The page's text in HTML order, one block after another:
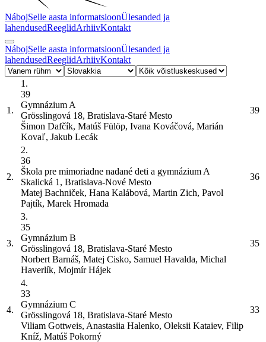
NábojSelle aasta informatsioonÜlesanded ja
lahendusedReeglidArhiivKontakt
NábojSelle aasta informatsioonÜlesanded ja
lahendusedReeglidArhiivKontakt
1.
1.
39
Gymnázium A
Grösslingová 18, Bratislava-Staré Mesto
Šimon Dafčík, Matúš Fülöp, Ivana Kováčová, Marián
Kovaľ, Jakub Lecák
39
2.
2.
36
Škola pre mimoriadne nadané deti a gymnázium A
Skalická 1, Bratislava-Nové Mesto
Matej Bachniček, Hana Kalábová, Martin Zich, Pavol
Pajtík, Marek Hromada
36
3.
3.
35
Gymnázium B
Grösslingová 18, Bratislava-Staré Mesto
Norbert Barnáš, Matej Cisko, Samuel Havalda, Michal
Haverlík, Mojmír Hájek
35
4.
4.
33
Gymnázium C
Grösslingová 18, Bratislava-Staré Mesto
Viliam Gottweis, Anastasiia Halenko, Oleksii Kataiev, Filip
Kníž, Matúš Pokorný
33